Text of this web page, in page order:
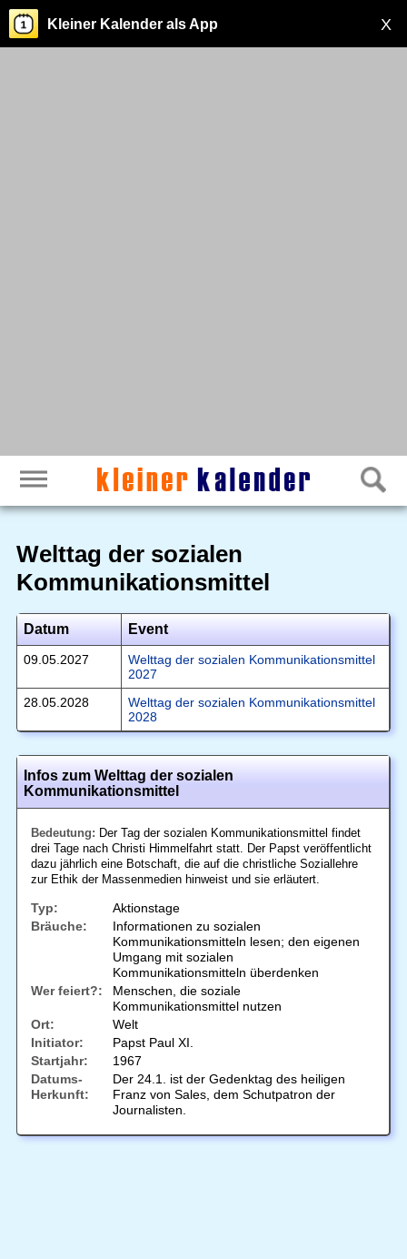
X
Kleiner Kalender als App
Welttag der sozialen
Kommunikationsmittel
Datum Event
09.05.2027
Welttag der sozialen Kommunikationsmittel
2027
28.05.2028
Welttag der sozialen Kommunikationsmittel
2028
Infos zum Welttag der sozialen
Kommunikationsmittel
Bedeutung: Der Tag der sozialen Kommunikationsmittel findet
drei Tage nach Christi Himmelfahrt statt. Der Papst veröffentlicht
dazu jährlich eine Botschaft, die auf die christliche Soziallehre
zur Ethik der Massenmedien hinweist und sie erläutert.
Typ:
Aktionstage
Bräuche:
Informationen zu sozialen
Kommunikationsmitteln lesen; den eigenen
Umgang mit sozialen
Kommunikationsmitteln überdenken
Wer feiert?:
Menschen, die soziale
Kommunikationsmittel nutzen
Ort:
Welt
Initiator:
Papst Paul XI.
Startjahr:
1967
Datums-
Herkunft:
Der 24.1. ist der Gedenktag des heiligen
Franz von Sales, dem Schutpatron der
Journalisten.